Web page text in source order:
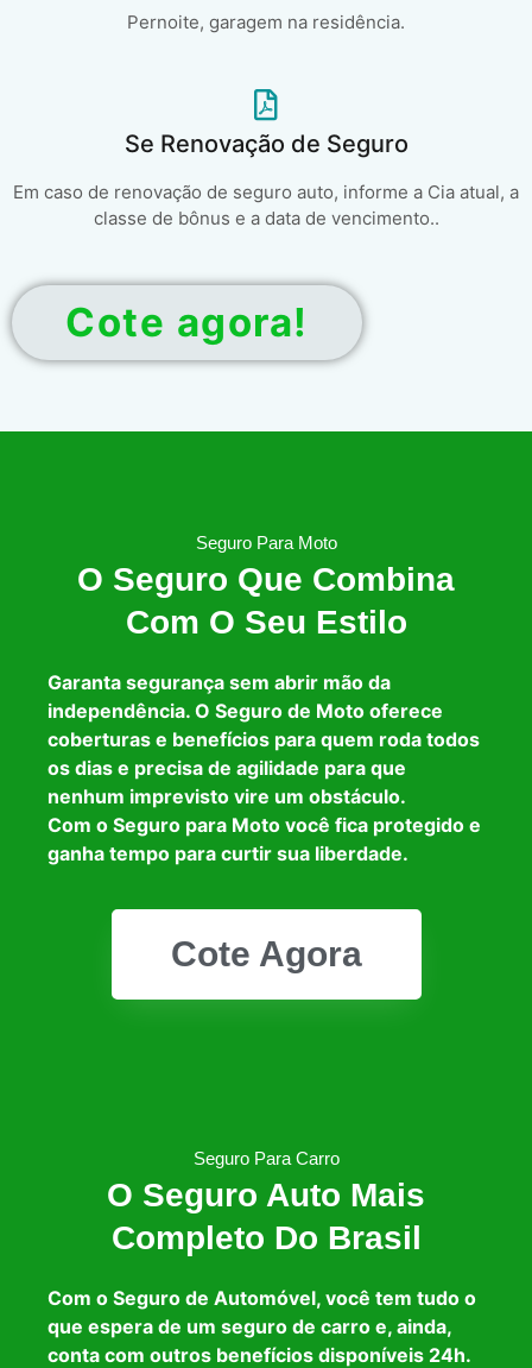
Pernoite, garagem na residência.
Se Renovação de Seguro
Em caso de renovação de seguro auto, informe a Cia atual, a
classe de bônus e a data de vencimento..
Cote agora!
Seguro Para Moto
O Seguro Que Combina
Com O Seu Estilo
Garanta segurança sem abrir mão da
independência. O Seguro de Moto oferece
coberturas e benefícios para quem roda todos
os dias e precisa de agilidade para que
nenhum imprevisto vire um obstáculo.
Com o Seguro para Moto você fica protegido e
ganha tempo para curtir sua liberdade.
Cote Agora
Seguro Para Carro
O Seguro Auto Mais
Completo Do Brasil
Com o Seguro de Automóvel, você tem tudo o
que espera de um seguro de carro e, ainda,
conta com outros benefícios disponíveis 24h.